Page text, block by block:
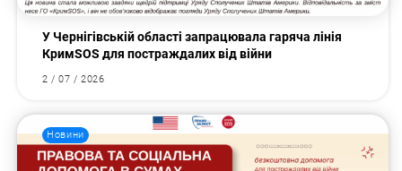
У Чернігівській області запрацювала гаряча лінія
КримSOS для постраждалих від війни
2 / 07 / 2026
Новини